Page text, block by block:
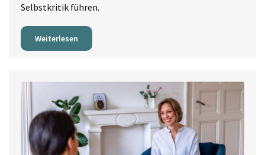
Selbstkritik führen.
Weiterlesen